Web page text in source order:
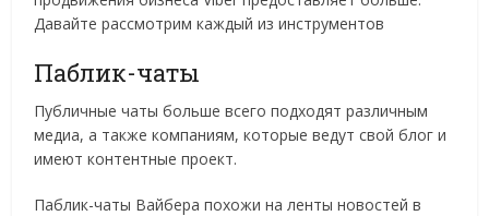
Давайте рассмотрим каждый из инструментов
Паблик-чаты
Публичные чаты больше всего подходят различным
медиа, а также компаниям, которые ведут свой блог и
имеют контентные проект.
Паблик-чаты Вайбера похожи на ленты новостей в